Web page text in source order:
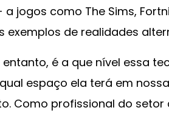
a jogos como The Sims,
exemplos de realidades
é a que nível essa
espaço ela terá em
Como profissional do